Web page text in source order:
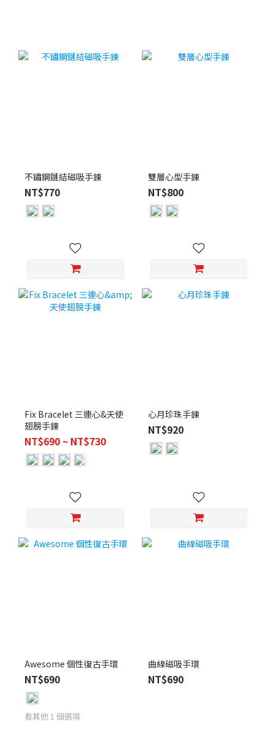
不鏽鋼鏈結磁吸手鍊
NT$770
雙層心型手鍊
NT$800
Fix Bracelet 三連心&天使
翅膀手鍊
NT$690 ~ NT$730
心月珍珠手鍊
NT$920
Awesome 個性復古手環
NT$690
看其他 1 個選項
曲線磁吸手環
NT$690